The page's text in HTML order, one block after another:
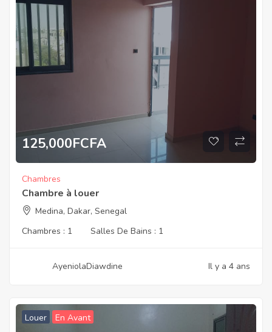
125,000FCFA
Chambres
Chambre à louer
Medina, Dakar, Senegal
Chambres : 1 Salles De Bains : 1
AyeniolaDiawdine Il y a 4 ans
Louer En Avant